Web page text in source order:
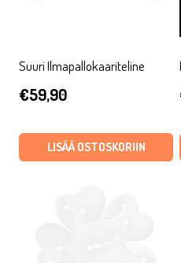
Suuri Ilmapallokaariteline
€59,90
LISÄÄ OSTOSKORIIN